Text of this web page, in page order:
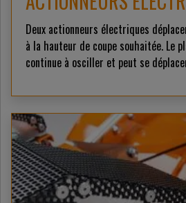
Deux actionneurs électriques
à la hauteur de coupe souhaitée. Le
continue à osciller et peut se